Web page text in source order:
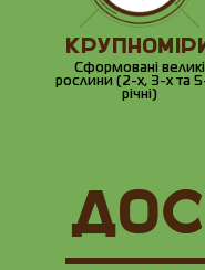
Сформовані великі
рослини (2-х, 3-х та
річні)